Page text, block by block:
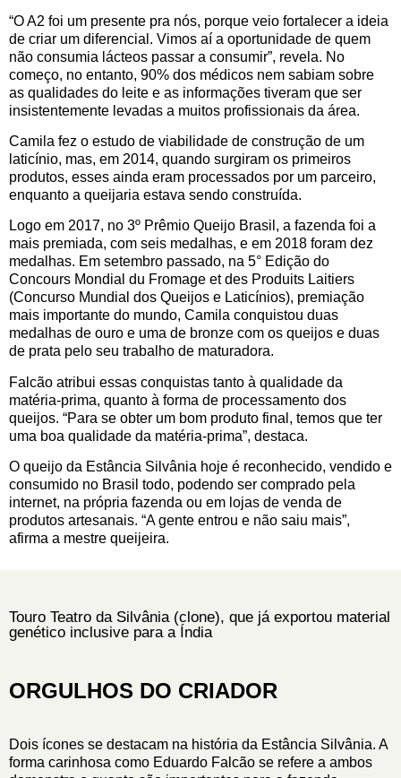
“O A2 foi um presente pra nós, porque veio fortalecer a ideia
de criar um diferencial. Vimos aí a oportunidade de quem
não consumia lácteos passar a consumir”, revela. No
começo, no entanto, 90% dos médicos nem sabiam sobre
as qualidades do leite e as informações tiveram que ser
insistentemente levadas a muitos profissionais da área.
Camila fez o estudo de viabilidade de construção de um
laticínio, mas, em 2014, quando surgiram os primeiros
produtos, esses ainda eram processados por um parceiro,
enquanto a queijaria estava sendo construída.
Logo em 2017, no 3º Prêmio Queijo Brasil, a fazenda foi a
mais premiada, com seis medalhas, e em 2018 foram dez
medalhas. Em setembro passado, na 5° Edição do
Concours Mondial du Fromage et des Produits Laitiers
(Concurso Mundial dos Queijos e Laticínios), premiação
mais importante do mundo, Camila conquistou duas
medalhas de ouro e uma de bronze com os queijos e duas
de prata pelo seu trabalho de maturadora.
Falcão atribui essas conquistas tanto à qualidade da
matéria-prima, quanto à forma de processamento dos
queijos. “Para se obter um bom produto final, temos que ter
uma boa qualidade da matéria-prima”, destaca.
O queijo da Estância Silvânia hoje é reconhecido, vendido e
consumido no Brasil todo, podendo ser comprado pela
internet, na própria fazenda ou em lojas de venda de
produtos artesanais. “A gente entrou e não saiu mais”,
afirma a mestre queijeira.
Touro Teatro da Silvânia (clone), que já exportou material
genético inclusive para a Índia
ORGULHOS DO CRIADOR
Dois ícones se destacam na história da Estância Silvânia. A
forma carinhosa como Eduardo Falcão se refere a ambos